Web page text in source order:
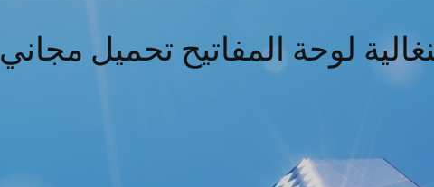
لوحة المفاتيح تحميل مجاني